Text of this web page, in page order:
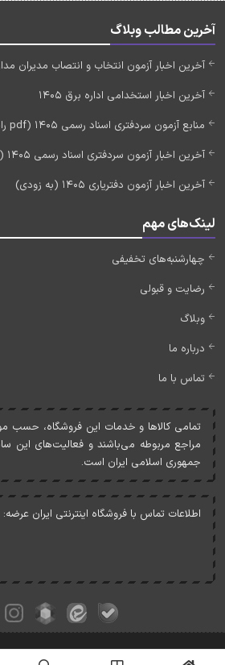
آخرین مطالب وبلاگ
آخرین اخبار آزمون انتخاب و انتصاب مدیران مدارس 1405 (کارت
آخرین اخبار استخدامی اداره برق 1405
منابع آزمون سردفتری اسناد رسمی 1405 (pdf رایگان)
آخرین اخبار آزمون سردفتری اسناد رسمی 1405 (آزمون جدید)
آخرین اخبار آزمون دفتریاری 1405 (به زودی)
لینک‌های مهم
چهارشنبه‌های تخفیفی
رضایت و قبولی
وبلاگ
درباره ما
تماس با ما
تمامی کالاها و خدمات اين فروشگاه، حسب
مراجع مربوطه می‌باشند و فعاليت‌های اين
جمهوری اسلامی ايران است.
اطلاعات تماس با فروشگاه اینترنتی ایران عرضه:
کلیه حقوق این وبسایت متعلق به